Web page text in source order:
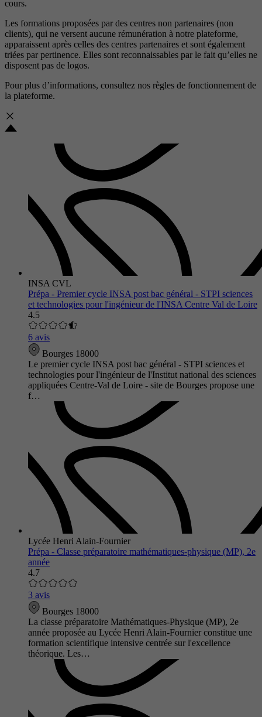
cours.
Les formations proposées par des centres non partenaires (non
clients), qui ne versent aucune rémunération à notre plateforme,
apparaissent après celles des centres partenaires et sont également
triées par pertinence. Elles sont reconnaissables par le fait qu’elles ne
disposent pas de logos.
Pour plus d’informations, consultez nos règles de fonctionnement de
la plateforme.
INSA CVL
Prépa - Premier cycle INSA post bac général - STPI sciences
et technologies pour l'ingénieur de l'INSA Centre Val de Loire
4.5
6 avis
Bourges 18000
Le premier cycle INSA post bac général - STPI sciences et
technologies pour l'ingénieur de l'Institut national des sciences
appliquées Centre-Val de Loire - site de Bourges propose une
f…
Lycée Henri Alain-Fournier
Prépa - Classe préparatoire mathématiques-physique (MP), 2e
année
4.7
3 avis
Bourges 18000
La classe préparatoire Mathématiques-Physique (MP), 2e
année proposée au Lycée Henri Alain-Fournier constitue une
formation scientifique intensive centrée sur l'excellence
théorique. Les…